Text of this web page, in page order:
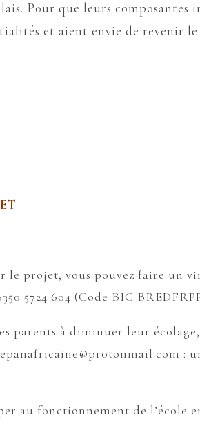
Pour que leurs
et aient envie de revenir
le projet, vous pouvez faire un
5724 604 (Code BIC
parents à diminuer leur
au fonctionnement de l’école